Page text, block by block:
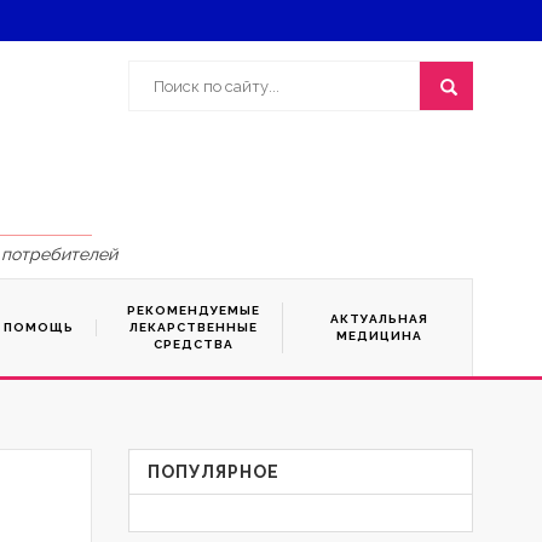
ПОМОЩЬ
РЕКОМЕНДУЕМЫЕ
ЛЕКАРСТВЕННЫЕ
СРЕДСТВА
АКТУАЛЬНАЯ
МЕДИЦИНА
ПОПУЛЯРНОЕ